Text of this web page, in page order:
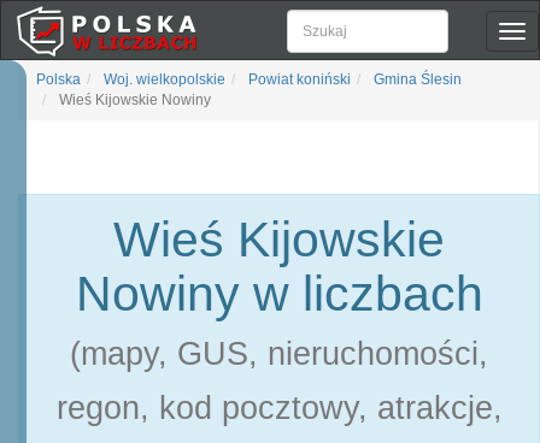
Polska Woj. wielkopolskie Powiat koniński
Gmina Ślesin
Wieś Kijowskie Nowiny
Wieś Kijowskie
Nowiny w liczbach
(mapy, GUS, nieruchomości,
regon, kod pocztowy, atrakcje,